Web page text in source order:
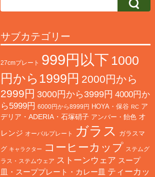
サブカテゴリー
27cmプレート 999円以下 1000
円から1999円 2000円から
2999円 3000円から3999円 4000円か
ら5999円 6000円から8999円 HOYA・保谷 RC ア
デリア・ADERIA・石塚硝子 アンバー・飴色 オ
レンジ オーバルプレート ガラス ガラスマ
グ キャラクター コーヒーカップ ステムグ
ラス・ステムウェア ストーンウェア スープ
皿・スーププレート・カレー皿 ティーカッ